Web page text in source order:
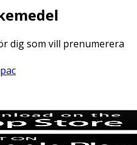
dig som vill prenumerera